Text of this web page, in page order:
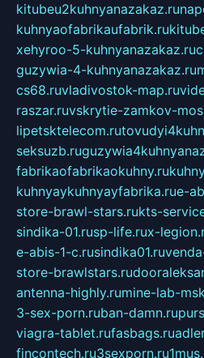
kitubeu2kuhnyanazakaz.ru
kuhnyaofabrikaufabrik.ru
xehyroo-5-kuhnyanazakaz.ru
guzywia-4-kuhnyanazakaz.ru
cs68.ruvladivostok-map.ru
raszar.ruvskrytie-zamkov-
lipetsktelecom.ru
seksuzb.ru
fabrikaofabrikaokuhny.ru
kuhnyaykuhnyayfabrika.rue-
store-brawl-stars.rukts-
sindika-01.rusp-life.rux-
e-abis-1-c.rusindika01.ru
store-brawlstars.ru
antenna-highly.rumine-lab-
3-sex-porn.ruban-damn.ru
viagra-tablet.rufasbags.ru
fincontech.ru3sexporn.ru